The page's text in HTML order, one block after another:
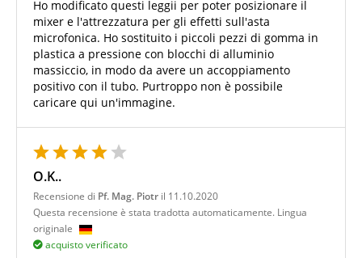
Ho modificato questi leggii per poter posizionare il
mixer e l'attrezzatura per gli effetti sull'asta
microfonica. Ho sostituito i piccoli pezzi di gomma in
plastica a pressione con blocchi di alluminio
massiccio, in modo da avere un accoppiamento
positivo con il tubo. Purtroppo non è possibile
caricare qui un'immagine.
O.K..
Recensione di Pf. Mag. Piotr il 11.10.2020
Questa recensione è stata tradotta automaticamente. Lingua
originale
acquisto verificato